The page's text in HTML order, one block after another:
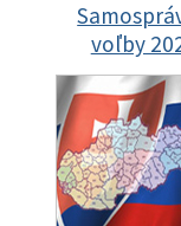
voľby